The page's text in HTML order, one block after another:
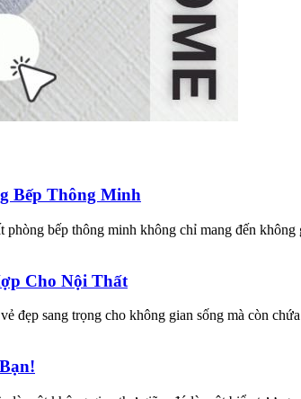
Bếp Thông Minh
bếp thông minh không chỉ mang đến
Cho Nội Thất
sang trọng cho không gian sống mà còn